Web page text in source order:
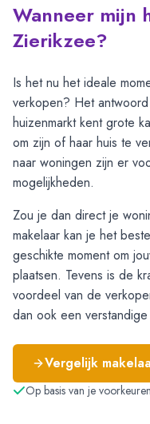
Wanneer mijn
Zierikzee?
Is het nu het ideale
verkopen? Het
huizenmarkt kent grote
om zijn of haar huis te
naar woningen zijn er
mogelijkheden.
Zou je dan direct je
makelaar kan je het
geschikte moment om
plaatsen. Tevens is de
voordeel van de
dan ook een
Vergelijk
Op basis van je voorkeuren